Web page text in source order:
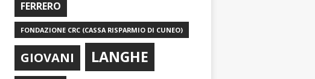
FERRERO
FONDAZIONE CRC (CASSA RISPARMIO DI CUNEO)
GIOVANI LANGHE